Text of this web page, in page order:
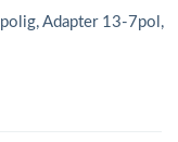
Adapter 13-7pol,